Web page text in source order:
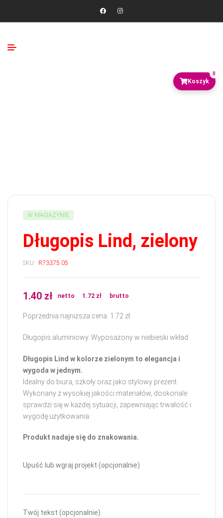
0
W MAGAZYNIE
Długopis Lind, zielony
SKU : R73375.05
1.40 zł netto 1.72 zł brutto
Poprzednia najniższa cena: 1.72 zł
Długopis aluminiowy. Wyposażony w niebieski wkład.
Długopis Lind w kolorze zielonym to elegancja i
wygoda w jednym.
Idealny do biura, szkoły oraz jako stylowy prezent.
Wykonany z wysokiej jakości materiałów, doskonale
sprawdzi się w każdej sytuacji, zapewniając trwałość i
wygodę użytkowania.
Produkt nadaje się do znakowania.
Upuść lub wgraj projekt (opcjonalnie)
Twój tekst (opcjonalnie)